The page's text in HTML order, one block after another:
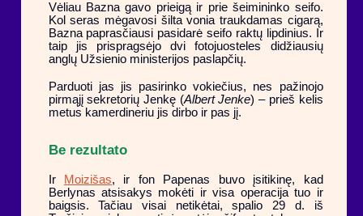
Vėliau Bazna gavo prieigą ir prie šeimininko seifo.
Kol seras mėgavosi šilta vonia traukdamas cigarą,
Bazna paprasčiausi pasidarė seifo raktų lipdinius. Ir
taip jis prispragsėjo dvi fotojuosteles didžiausių
anglų Užsienio ministerijos paslapčių.
Parduoti jas jis pasirinko vokiečius, nes pažinojo
pirmąjį sekretorių Jenkę (Albert Jenke) – prieš kelis
metus kamerdineriu jis dirbo ir pas jį.
Be rezultato
Ir Moizišas, ir fon Papenas buvo įsitikinę, kad
Berlynas atsisakys mokėti ir visa operacija tuo ir
baigsis. Tačiau visai netikėtai, spalio 29 d. iš